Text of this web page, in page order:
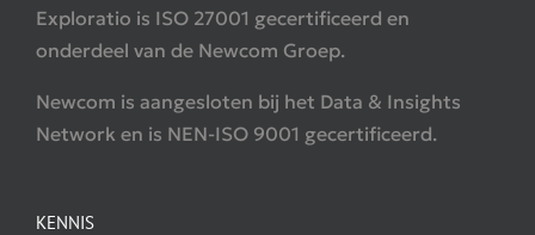
Exploratio is ISO 27001 gecertificeerd en
onderdeel van de Newcom Groep.
Newcom is aangesloten bij het Data & Insights
Network en is NEN-ISO 9001 gecertificeerd.
KENNIS